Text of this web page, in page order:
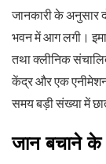
जानकारी के अनुसार
भवन में आग लगी।
तथा क्लीनिक
केंद्र और एक
समय बड़ी संख्या में
जान बचाने के